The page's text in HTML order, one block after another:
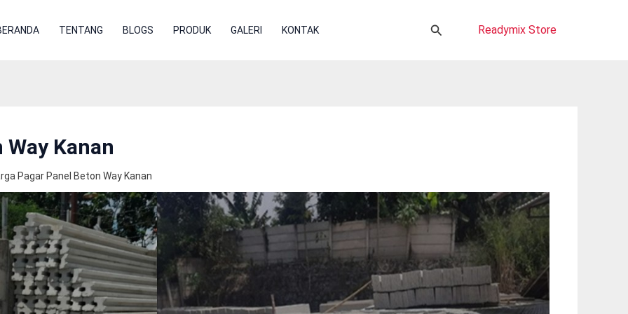
TENTANG BLOGS PRODUK GALERI KONTAK Cari Readymix Store
Kanan
Pagar Panel Beton Way Kanan